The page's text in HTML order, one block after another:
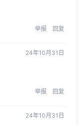
举报 回复
24年10月31日
举报 回复
24年10月31日